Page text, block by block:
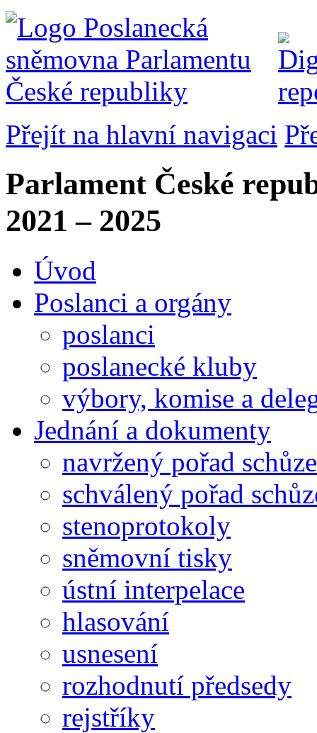
Přejít na hlavní navigaci
Parlament České
2021 – 2025
Úvod
Poslanci a orgány
poslanci
poslanecké kluby
výbory, komise a
Jednání a dokumenty
navržený pořad schůze
schválený pořad
stenoprotokoly
sněmovní tisky
ústní interpelace
hlasování
usnesení
rozhodnutí předsedy
rejstříky